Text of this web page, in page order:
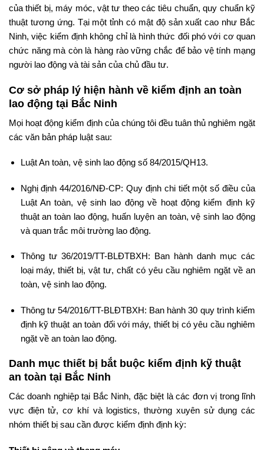
của thiết bị, máy móc, vật tư theo các tiêu chuẩn, quy chuẩn kỹ
thuật tương ứng. Tại một tỉnh có mật độ sản xuất cao như Bắc
Ninh, việc kiểm định không chỉ là hình thức đối phó với cơ quan
chức năng mà còn là hàng rào vững chắc để bảo vệ tính mạng
người lao động và tài sản của chủ đầu tư.
Cơ sở pháp lý hiện hành về kiểm định an toàn
lao động tại Bắc Ninh
Mọi hoạt động kiểm định của chúng tôi đều tuân thủ nghiêm ngặt
các văn bản pháp luật sau:
Luật An toàn, vệ sinh lao động số 84/2015/QH13.
Nghị định 44/2016/NĐ-CP: Quy định chi tiết một số điều của
Luật An toàn, vệ sinh lao động về hoạt động kiểm định kỹ
thuật an toàn lao động, huấn luyện an toàn, vệ sinh lao động
và quan trắc môi trường lao động.
Thông tư 36/2019/TT-BLĐTBXH: Ban hành danh mục các
loại máy, thiết bị, vật tư, chất có yêu cầu nghiêm ngặt về an
toàn, vệ sinh lao động.
Thông tư 54/2016/TT-BLĐTBXH: Ban hành 30 quy trình kiểm
định kỹ thuật an toàn đối với máy, thiết bị có yêu cầu nghiêm
ngặt về an toàn lao động.
Danh mục thiết bị bắt buộc kiểm định kỹ thuật
an toàn tại Bắc Ninh
Các doanh nghiệp tại Bắc Ninh, đặc biệt là các đơn vị trong lĩnh
vực điện tử, cơ khí và logistics, thường xuyên sử dụng các
nhóm thiết bị sau cần được kiểm định định kỳ: